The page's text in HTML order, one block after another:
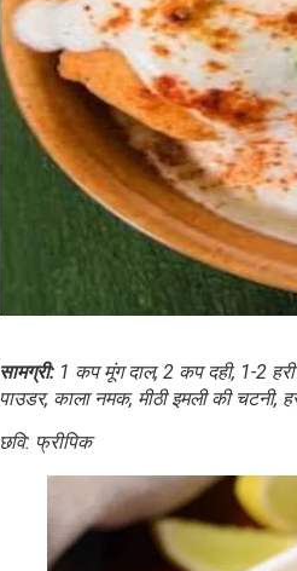
सामग्री: 1 कप मूंग दाल, 2 कप दही, 1-2
पाउडर, काला नमक, मीठी इमली की चटनी,
छवि: फ्रीपिक